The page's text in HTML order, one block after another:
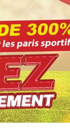
BUZZ WEB
: Lamignou